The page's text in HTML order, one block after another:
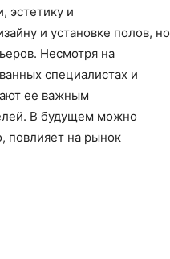
эстетику и
и установке полов, но
Несмотря на
специалистах и
ее важным
В будущем можно
повлияет на рынок